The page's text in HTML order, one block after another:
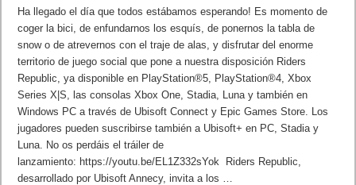
Ha llegado el día que todos estábamos esperando! Es momento de
coger la bici, de enfundarnos los esquís, de ponernos la tabla de
snow o de atrevernos con el traje de alas, y disfrutar del enorme
territorio de juego social que pone a nuestra disposición Riders
Republic, ya disponible en PlayStation®5, PlayStation®4, Xbox
Series X|S, las consolas Xbox One, Stadia, Luna y también en
Windows PC a través de Ubisoft Connect y Epic Games Store. Los
jugadores pueden suscribirse también a Ubisoft+ en PC, Stadia y
Luna. No os perdáis el tráiler de
lanzamiento: https://youtu.be/EL1Z332sYok Riders Republic,
desarrollado por Ubisoft Annecy, invita a los …